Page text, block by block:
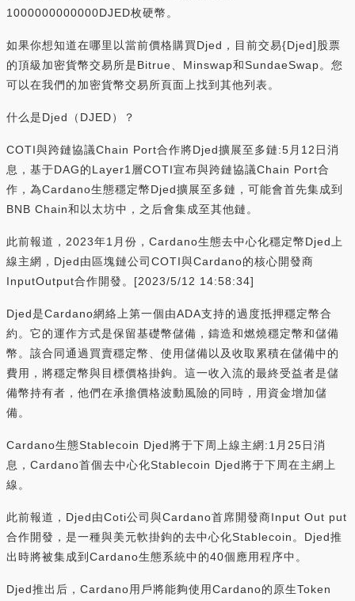
1000000000000DJED枚硬幣。
如果你想知道在哪里以當前價格購買Djed，目前交易{Djed]股票
的頂級加密貨幣交易所是Bitrue、Minswap和SundaeSwap。您
可以在我們的加密貨幣交易所頁面上找到其他列表。
什么是Djed（DJED）？
COTI與跨鏈協議Chain Port合作將Djed擴展至多鏈:5月12日消
息，基于DAG的Layer1層COTI宣布與跨鏈協議Chain Port合
作，為Cardano生態穩定幣Djed擴展至多鏈，可能會首先集成到
BNB Chain和以太坊中，之后會集成至其他鏈。
此前報道，2023年1月份，Cardano生態去中心化穩定幣Djed上
線主網，Djed由區塊鏈公司COTI與Cardano的核心開發商
InputOutput合作開發。[2023/5/12 14:58:34]
Djed是Cardano網絡上第一個由ADA支持的過度抵押穩定幣合
約。它的運作方式是保留基礎幣儲備，鑄造和燃燒穩定幣和儲備
幣。該合同通過買賣穩定幣、使用儲備以及收取累積在儲備中的
費用，將穩定幣與目標價格掛鉤。這一收入流的最終受益者是儲
備幣持有者，他們在承擔價格波動風險的同時，用資金增加儲
備。
Cardano生態Stablecoin Djed將于下周上線主網:1月25日消
息，Cardano首個去中心化Stablecoin Djed將于下周在主網上
線。
此前報道，Djed由Coti公司與Cardano首席開發商Input Out put
合作開發，是一種與美元軟掛鉤的去中心化Stablecoin。Djed推
出時將被集成到Cardano生態系統中的40個應用程序中。
Djed推出后，Cardano用戶將能夠使用Cardano的原生Token